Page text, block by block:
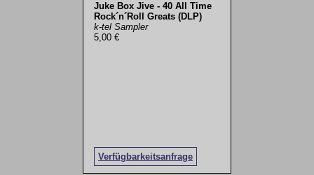
Juke Box Jive - 40 All Time
Rock´n´Roll Greats (DLP)
k-tel Sampler
5,00 €
Verfügbarkeitsanfrage